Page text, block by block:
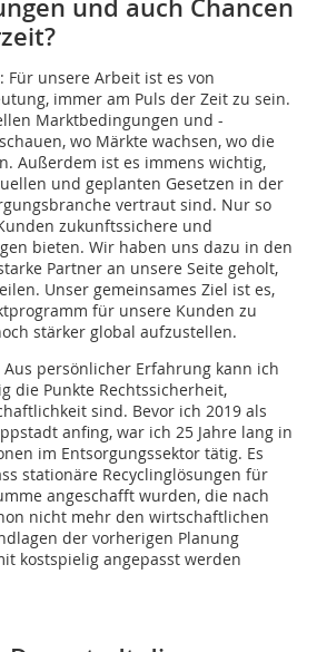
und auch Chancen
Für unsere Arbeit ist es von
immer am Puls der Zeit zu sein.
Marktbedingungen und -
wo Märkte wachsen, wo die
Außerdem ist es immens wichtig,
und geplanten Gesetzen in der
vertraut sind. Nur so
zukunftssichere und
bieten. Wir haben uns dazu in den
Partner an unsere Seite geholt,
Unser gemeinsames Ziel ist es,
für unsere Kunden zu
stärker global aufzustellen.
Aus persönlicher Erfahrung kann ich
die Punkte Rechtssicherheit,
sind. Bevor ich 2019 als
anfing, war ich 25 Jahre lang in
im Entsorgungssektor tätig. Es
stationäre Recyclinglösungen für
angeschafft wurden, die nach
nicht mehr den wirtschaftlichen
der vorherigen Planung
kostspielig angepasst werden